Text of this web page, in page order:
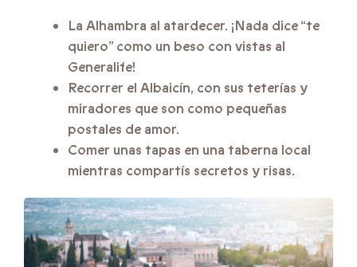
La Alhambra al atardecer. ¡Nada dice “te
quiero” como un beso con vistas al
Generalife!
Recorrer el Albaicín, con sus teterías y
miradores que son como pequeñas
postales de amor.
Comer unas tapas en una taberna local
mientras compartís secretos y risas.